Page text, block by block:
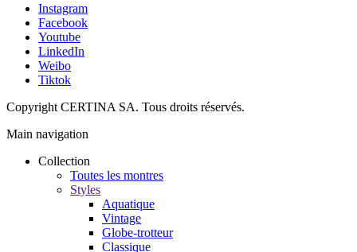
Instagram
Facebook
Youtube
LinkedIn
Weibo
Tiktok
Copyright CERTINA SA. Tous droits réservés.
Main navigation
Collection
Toutes les montres
Styles
Aquatique
Vintage
Globe-trotteur
Classique